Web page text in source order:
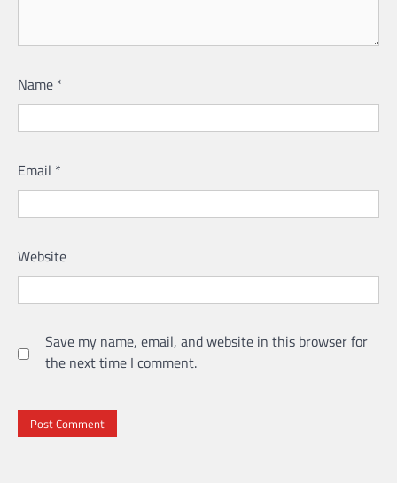
Name *
Email *
Website
Save my name, email, and website in this browser for
the next time I comment.